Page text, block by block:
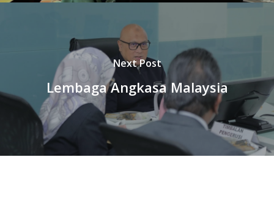
Next Post
Lembaga Angkasa Malaysia